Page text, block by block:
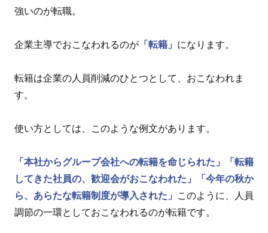
強いのが転職。
企業主導でおこなわれるのが 「転籍」 になります。
転籍は企業の人員削減のひとつとして、おこなわれま
す。
使い方としては、このような例文があります。
「本社からグループ会社への転籍を命じられた」
「転籍
してきた社員の、歓迎会がおこなわれた」
「今年の秋か
ら、あらたな転籍制度が導入された」
このように、人員
調節の一環としておこなわれるのが転籍です。